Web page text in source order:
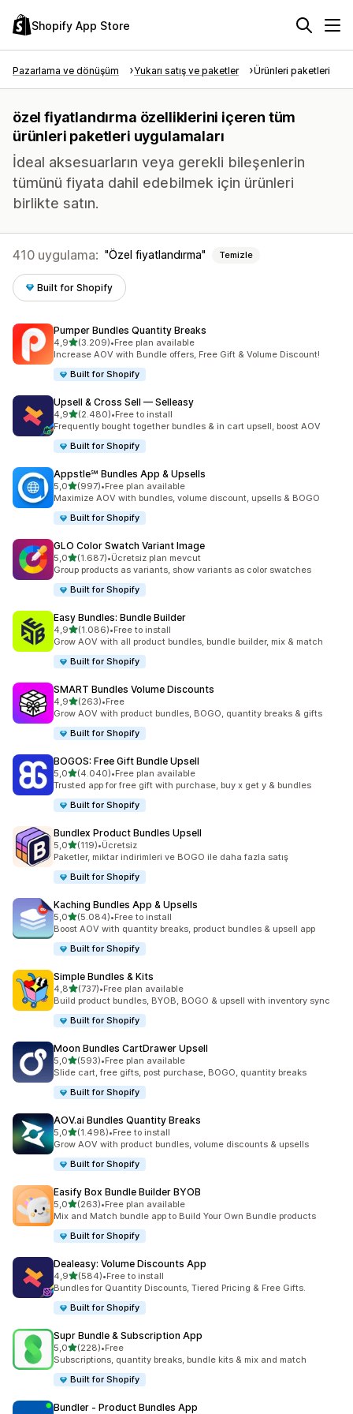
Shopify App Store
Pazarlama ve dönüşüm Yukarı satış ve paketler Ürünleri paketleri
özel fiyatlandırma özelliklerini içeren tüm
ürünleri paketleri uygulamaları
İdeal aksesuarların veya gerekli bileşenlerin
tümünü fiyata dahil edebilmek için ürünleri
birlikte satın.
410 uygulama: Özel fiyatlandırma Temizle
Built for Shopify
Pumper Bundles Quantity Breaks
4,95 yıldız üzerinden
(3.209)
toplam 3209 değerlendirme
•Free plan available
Increase AOV with Bundle offers, Free Gift & Volume Discount!
Built for Shopify
Upsell & Cross Sell — Selleasy
4,95 yıldız üzerinden
(2.480)
toplam 2480 değerlendirme
•Free to install
Frequently bought together bundles & in cart upsell, boost AOV
Built for Shopify
Appstle℠ Bundles App & Upsells
5,05 yıldız üzerinden
(997)
toplam 997 değerlendirme
•Free plan available
Maximize AOV with bundles, volume discount, upsells & BOGO
Built for Shopify
GLO Color Swatch Variant Image
5,05 yıldız üzerinden
(1.687)
toplam 1687 değerlendirme
•Ücretsiz plan mevcut
Group products as variants, show variants as color swatches
Built for Shopify
Easy Bundles: Bundle Builder
4,95 yıldız üzerinden
(1.086)
toplam 1086 değerlendirme
•Free to install
Grow AOV with all product bundles, bundle builder, mix & match
Built for Shopify
SMART Bundles Volume Discounts
4,95 yıldız üzerinden
(263)
toplam 263 değerlendirme
•Free
Grow AOV with product bundles, BOGO, quantity breaks & gifts
Built for Shopify
BOGOS: Free Gift Bundle Upsell
5,05 yıldız üzerinden
(4.040)
toplam 4040 değerlendirme
•Free plan available
Trusted app for free gift with purchase, buy x get y & bundles
Built for Shopify
Bundlex Product Bundles Upsell
5,05 yıldız üzerinden
(119)
toplam 119 değerlendirme
•Ücretsiz
Paketler, miktar indirimleri ve BOGO ile daha fazla satış
Built for Shopify
Kaching Bundles App & Upsells
5,05 yıldız üzerinden
(5.084)
toplam 5084 değerlendirme
•Free to install
Boost AOV with quantity breaks, product bundles & upsell app
Built for Shopify
Simple Bundles & Kits
4,85 yıldız üzerinden
(737)
toplam 737 değerlendirme
•Free plan available
Build product bundles, BYOB, BOGO & upsell with inventory sync
Built for Shopify
Moon Bundles CartDrawer Upsell
5,05 yıldız üzerinden
(593)
toplam 593 değerlendirme
•Free plan available
Slide cart, free gifts, post purchase, BOGO, quantity breaks
Built for Shopify
AOV.ai Bundles Quantity Breaks
5,05 yıldız üzerinden
(1.498)
toplam 1498 değerlendirme
•Free to install
Grow AOV with product bundles, volume discounts & upsells
Built for Shopify
Easify Box Bundle Builder BYOB
5,05 yıldız üzerinden
(263)
toplam 263 değerlendirme
•Free plan available
Mix and Match bundle app to Build Your Own Bundle products
Built for Shopify
Dealeasy: Volume Discounts App
4,95 yıldız üzerinden
(584)
toplam 584 değerlendirme
•Free to install
Bundles for Quantity Discounts, Tiered Pricing & Free Gifts.
Built for Shopify
Supr Bundle & Subscription App
5,05 yıldız üzerinden
(228)
toplam 228 değerlendirme
•Free
Subscriptions, quantity breaks, bundle kits & mix and match
Built for Shopify
Bundler ‑ Product Bundles App